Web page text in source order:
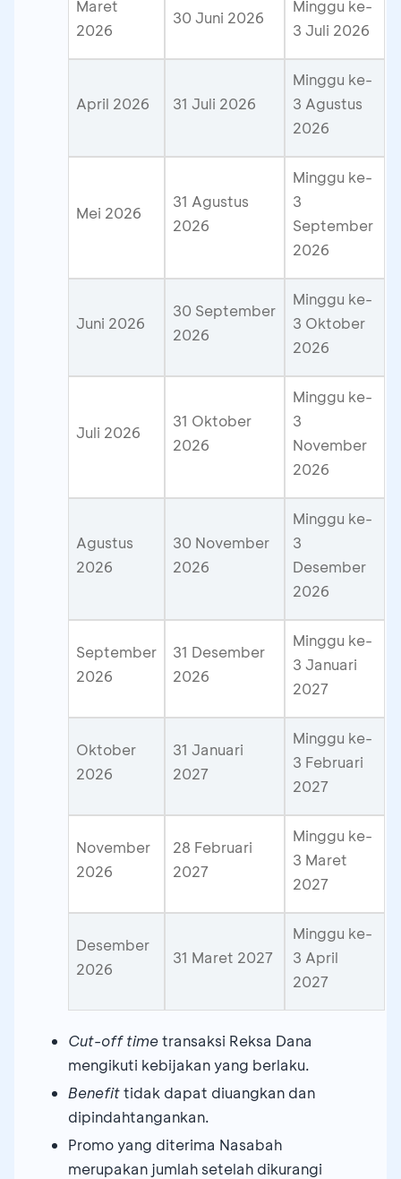
Maret
2026
30 Juni 2026
Minggu ke-
3 Juli 2026
April 2026 31 Juli 2026
Minggu ke-
3 Agustus
2026
Mei 2026
31 Agustus
2026
Minggu ke-
3
September
2026
Juni 2026
30 September
2026
Minggu ke-
3 Oktober
2026
Juli 2026
31 Oktober
2026
Minggu ke-
3
November
2026
Agustus
2026
30 November
2026
Minggu ke-
3
Desember
2026
September
2026
31 Desember
2026
Minggu ke-
3 Januari
2027
Oktober
2026
31 Januari
2027
Minggu ke-
3 Februari
2027
November
2026
28 Februari
2027
Minggu ke-
3 Maret
2027
Desember
2026
31 Maret 2027
Minggu ke-
3 April
2027
Cut-off timetransaksi Reksa Dana
mengikuti kebijakan yang berlaku.
Benefittidak dapat diuangkan dan
dipindahtangankan.
Promo yang diterima Nasabah
merupakan jumlah setelah dikurangi